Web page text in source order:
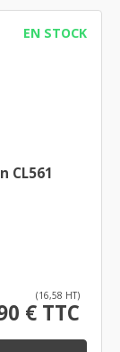
EN STOCK
CL561
(16,58 HT)
€ TTC